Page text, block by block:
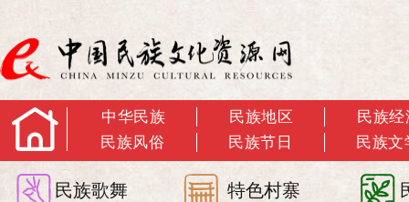
中华民族 民族地区
民族经
民族风俗
民族节日 民族文
民族歌舞 特色村寨